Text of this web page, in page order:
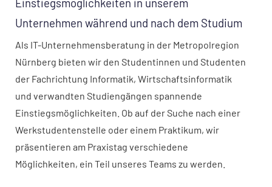
Einstiegsmöglichkeiten in unserem
Unternehmen während und nach dem Studium
Als IT-Unternehmensberatung in der Metropolregion
Nürnberg bieten wir den Studentinnen und Studenten
der Fachrichtung Informatik, Wirtschaftsinformatik
und verwandten Studiengängen spannende
Einstiegsmöglichkeiten. Ob auf der Suche nach einer
Werkstudentenstelle oder einem Praktikum, wir
präsentieren am Praxistag verschiedene
Möglichkeiten, ein Teil unseres Teams zu werden.